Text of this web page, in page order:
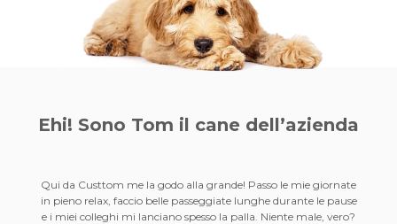
Ehi! Sono Tom il cane dell’azienda
Qui da Custtom me la godo alla grande! Passo le mie giornate
in pieno relax, faccio belle passeggiate lunghe durante le pause
e i miei colleghi mi lanciano spesso la palla. Niente male, vero?